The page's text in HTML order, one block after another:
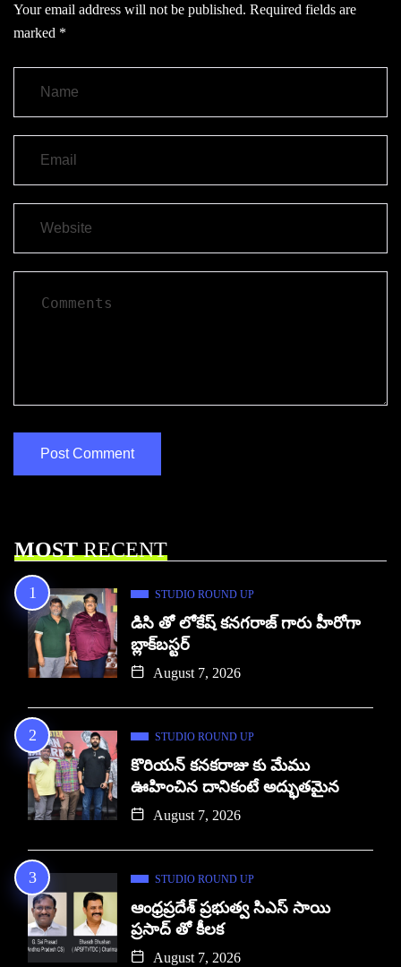
Your email address will not be published. Required fields are
marked *
MOSTRECENT
STUDIO ROUND UP
డిసి తో లోకేష్ కనగరాజ్ గారు హీరోగా
బ్లాక్‌బస్టర్
August 7, 2026
STUDIO ROUND UP
కొరియన్ కనకరాజు కు మేము
ఊహించిన దానికంటే అద్భుతమైన
August 7, 2026
STUDIO ROUND UP
ఆంధ్రప్రదేశ్ ప్రభుత్వ సిఎస్ సాయి
ప్రసాద్ తో కీలక
August 7, 2026